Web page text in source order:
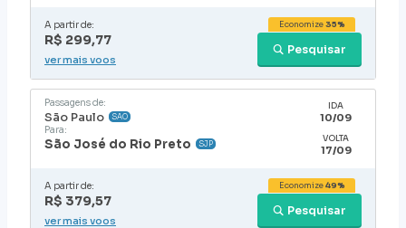
A partir de:
R$ 299,77
Pesquisar
Economize35%
ver mais voos
Passagens de:
São Paulo SAO
Para:
São José do Rio Preto SJP
IDA
10/09
VOLTA
17/09
A partir de:
R$ 379,57
Pesquisar
Economize49%
ver mais voos